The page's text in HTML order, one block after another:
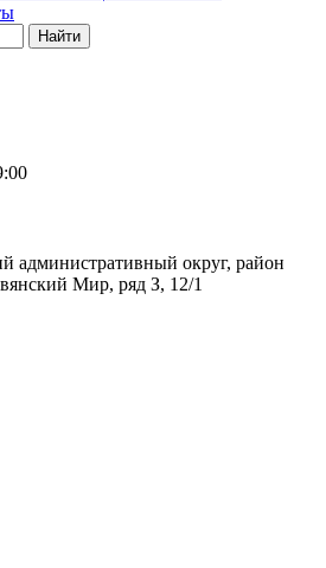
Найти
административный округ, район
Мир, ряд З, 12/1